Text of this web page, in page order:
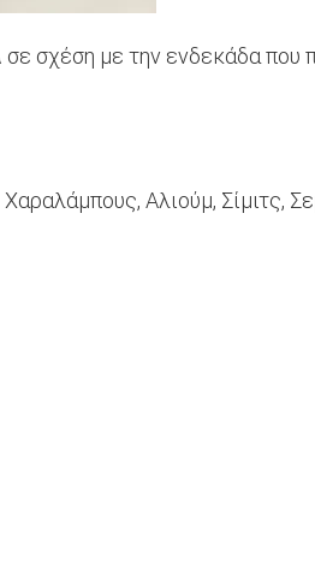
σχέση με την ενδεκάδα που
Αλιούμ, Σίμιτς,